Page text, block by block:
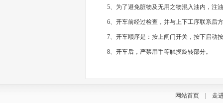
5、为了避免脏物及无用之物混入油内，注
6、开车前经过检查，并与上下工序联系后
7、开车顺序是：按上闸门开关，按下启动
8、开车后，严禁用手等触摸旋转部分。
网站首页 走